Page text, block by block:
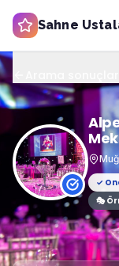
Sahne
✓
🎭